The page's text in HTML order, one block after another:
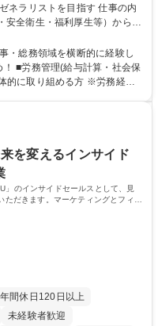
ストを目指す 仕事の内
安全衛生・福利厚生等）からお
務へ守備範囲を広げ、組織運
生、健康経営推進等をお任せ
幅広く経験を積んでいただき
募集職種 【総
営を支えるゼネラリストを目
総務領域を横断的に経験し
会保
的に取り組める方 ※労務経験
続き・勤怠管理など）の経験
を変えるインサイド
」のインサイドセールスとして、見
だきます。マーケティングとフィー
年間休日120日以上
未経験者歓迎